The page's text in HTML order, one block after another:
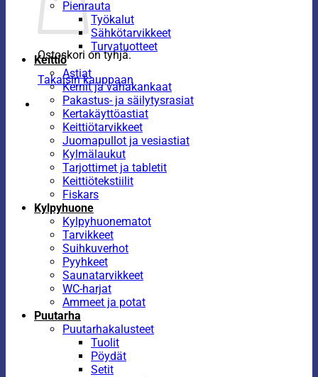
Ostoskori on tyhjä.
Takaisin kauppaan
Pienrauta
Työkalut
Sähkötarvikkeet
Turvatuotteet
Keittiö
Astiat
Kernit ja vahakankaat
Pakastus- ja säilytysrasiat
Kertakäyttöastiat
Keittiötarvikkeet
Juomapullot ja vesiastiat
Kylmälaukut
Tarjottimet ja tabletit
Keittiötekstiilit
Fiskars
Kylpyhuone
Kylpyhuonematot
Tarvikkeet
Suihkuverhot
Pyyhkeet
Saunatarvikkeet
WC-harjat
Ammeet ja potat
Puutarha
Puutarhakalusteet
Tuolit
Pöydät
Setit